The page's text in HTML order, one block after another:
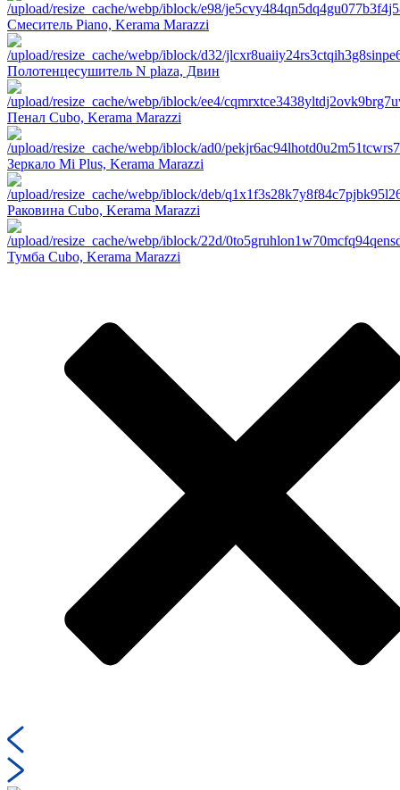
Смеситель Piano, Kerama Marazzi
Полотенцесушитель N plaza, Двин
Пенал Cubo, Kerama Marazzi
Зеркало Mi Plus, Kerama Marazzi
Раковина Cubo, Kerama Marazzi
Тумба Cubo, Kerama Marazzi